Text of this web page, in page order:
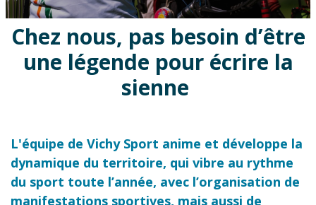
Chez nous, pas besoin d’être
une légende pour écrire la
sienne
L'équipe de Vichy Sport anime et développe la
dynamique du territoire, qui vibre au rythme
du sport toute l’année, avec l’organisation de
manifestations sportives, mais aussi de